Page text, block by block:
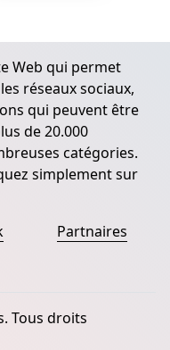
Web qui permet
réseaux sociaux,
qui peuvent être
de 20.000
catégories.
simplement sur
Partnaires
Tous droits